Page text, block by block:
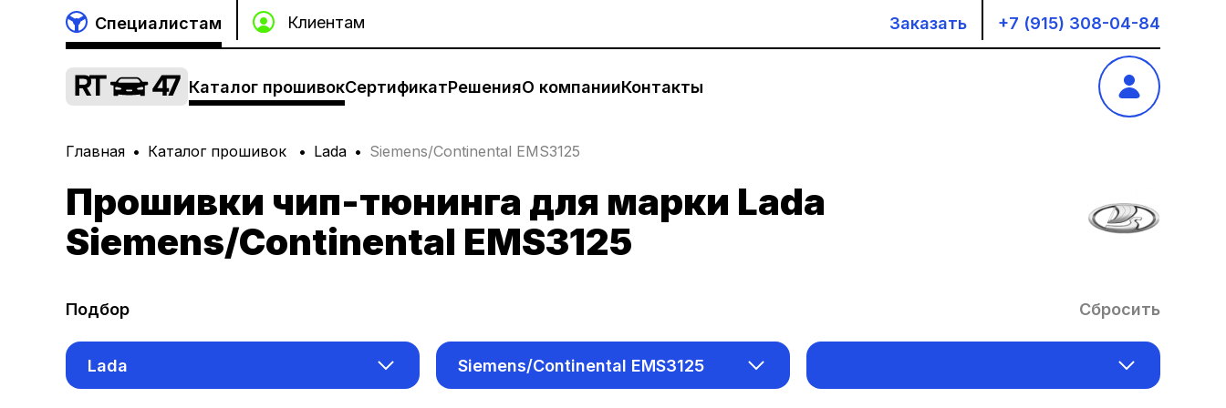
Специалистам Заказать +7 (915) 308-04-84
Каталог прошивокСертификатРешенияО компанииКонтакты
Главная Каталог прошивок Lada Siemens/Continental EMS3125
Прошивки чип-тюнинга для марки Lada
Siemens/Continental EMS3125
Подбор Сбросить
Lada Siemens/Continental EMS3125